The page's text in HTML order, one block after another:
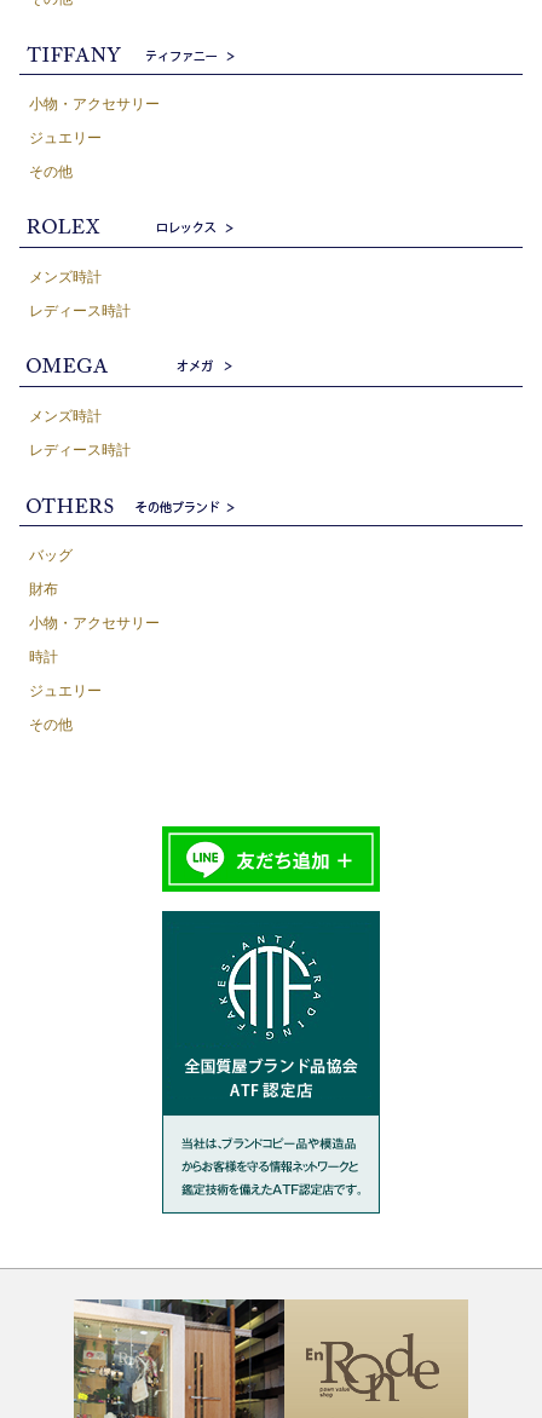
小物・アクセサリー
ジュエリー
その他
メンズ時計
レディース時計
メンズ時計
レディース時計
バッグ
財布
小物・アクセサリー
時計
ジュエリー
その他